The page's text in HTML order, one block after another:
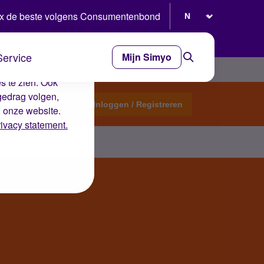
op de
te zien. Ook
volgen,
website.
statement.
de beste volgens Consumentenbond
Mijn Simyo
een topic Inloggen / Registreren